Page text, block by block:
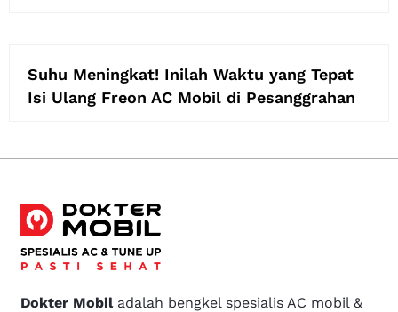
Suhu Meningkat! Inilah Waktu yang Tepat
Isi Ulang Freon AC Mobil di Pesanggrahan
Dokter Mobiladalah bengkel spesialis AC mobil &